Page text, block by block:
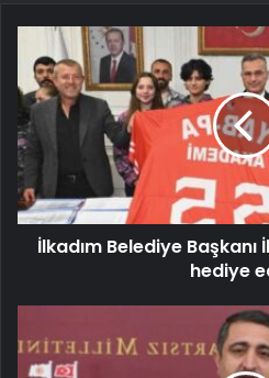
İlkadım Belediye
hediye